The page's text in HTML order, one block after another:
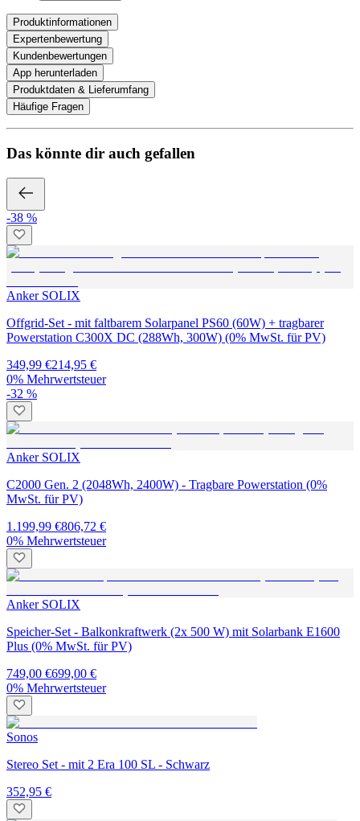
Produktinformationen
Expertenbewertung
Kundenbewertungen
App herunterladen
Produktdaten & Lieferumfang
Häufige Fragen
Das könnte dir auch gefallen
-38 %
Anker SOLIX
Offgrid-Set - mit faltbarem Solarpanel PS60 (60W) + tragbarer
Powerstation C300X DC (288Wh, 300W) (0% MwSt. für PV)
349,99 €214,95 €
0% Mehrwertsteuer
-32 %
Anker SOLIX
C2000 Gen. 2 (2048Wh, 2400W) - Tragbare Powerstation (0%
MwSt. für PV)
1.199,99 €806,72 €
0% Mehrwertsteuer
Anker SOLIX
Speicher-Set - Balkonkraftwerk (2x 500 W) mit Solarbank E1600
Plus (0% MwSt. für PV)
749,00 €699,00 €
0% Mehrwertsteuer
Sonos
Stereo Set - mit 2 Era 100 SL - Schwarz
352,95 €